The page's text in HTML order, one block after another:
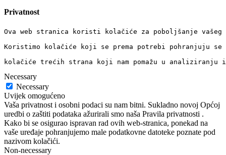
Privatnost
Ova web stranica koristi kolačiće za poboljšanje
Koristimo kolačiće koji se prema potrebi pohranjuju
kolačiće trećih strana koji nam pomažu u
Necessary
Necessary
Uvijek omogućeno
Vaša privatnost i osobni podaci su nam bitni. Sukladno novoj Općoj
uredbi o zaštiti podataka ažurirali smo naša Pravila privatnosti .
Kako bi se osigurao ispravan rad ovih web-stranica, ponekad na
vaše uređaje pohranjujemo male podatkovne datoteke poznate pod
nazivom kolačići.
Non-necessary